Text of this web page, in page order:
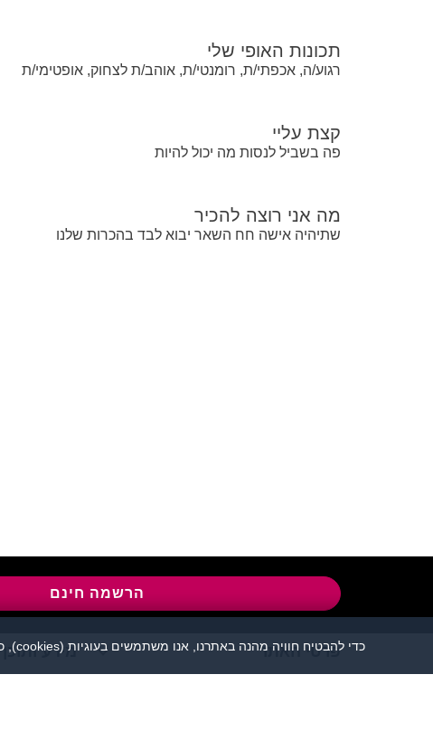
תכונות האופי שלי
רגוע/ה, אכפתי/ת, רומנטי/ת, אוהב/ת לצחוק, אופטימי/ת
קצת עליי
פה בשביל לנסות מה יכול להיות
מה אני רוצה להכיר
שתיהיה אישה חח השאר יבוא לבד בהכרות שלנו
הרשמה חינם04-8558924
פרטי האתר מידע ותוכןכדי להבטיח חוויה מהנה באתרנו, אנו משתמשים בעוגיות (cookies), כמפורט בעמוד